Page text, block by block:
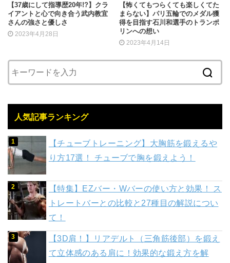
【37歳にして指導歴20年!?】クラ
イアントと心で向き合う武内教宜
さんの強さと優しさ
2023年4月28日
【怖くてもつらくても楽しくてた
まらない】パリ五輪でのメダル獲
得を目指す石川和選手のトランポ
リンへの想い
2023年4月14日
人気記事ランキング
【チューブトレーニング】大胸筋を鍛えるや
り方17選！ チューブで胸を鍛えよう！
【特集】EZバー・Wバーの使い方と効果！ ス
トレートバーとの比較と27種目の解説につい
て！
【3D肩！】リアデルト（三角筋後部）を鍛え
て立体感のある肩に！効果的な鍛え方を解